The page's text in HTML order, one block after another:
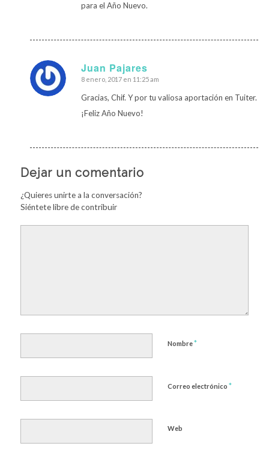
para el Año Nuevo.
Juan Pajares
Dice:
8 enero, 2017 en 11:25 am
Gracias, Chif. Y por tu valiosa aportación en Tuiter.
¡Feliz Año Nuevo!
Dejar un comentario
¿Quieres unirte a la conversación?
Siéntete libre de contribuir
Nombre*
Correo electrónico *
Web